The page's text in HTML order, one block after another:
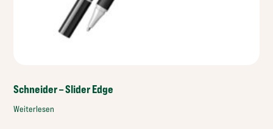
Schneider – Slider Edge
Weiterlesen